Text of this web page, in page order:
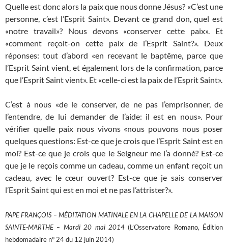
Quelle est donc alors la paix que nous donne Jésus? «C’est une
personne, c’est l’Esprit Saint». Devant ce grand don, quel est
«notre travail»? Nous devons «conserver cette paix». Et
«comment reçoit-on cette paix de l’Esprit Saint?». Deux
réponses: tout d’abord «en recevant le baptême, parce que
l’Esprit Saint vient, et également lors de la confirmation, parce
que l’Esprit Saint vient». Et «celle-ci est la paix de l’Esprit Saint».
C’est à nous «de le conserver, de ne pas l’emprisonner, de
l’entendre, de lui demander de l’aide: il est en nous». Pour
vérifier quelle paix nous vivons «nous pouvons nous poser
quelques questions: Est-ce que je crois que l’Esprit Saint est en
moi? Est-ce que je crois que le Seigneur me l’a donné? Est-ce
que je le reçois comme un cadeau, comme un enfant reçoit un
cadeau, avec le cœur ouvert? Est-ce que je sais conserver
l’Esprit Saint qui est en moi et ne pas l’attrister?».
PAPE FRANÇOIS – MÉDITATION MATINALE EN LA CHAPELLE DE LA MAISON
SAINTE-MARTHE – Mardi 20 mai 2014(L’Osservatore Romano, Édition
hebdomadaire n° 24 du 12 juin 2014)